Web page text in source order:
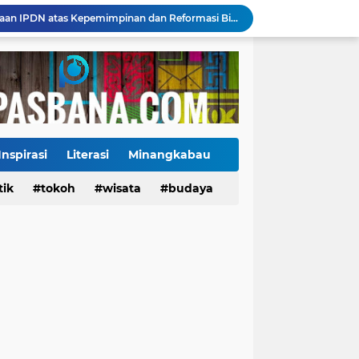
Mahyeldi Raih Penghargaan IPDN atas Kepemimpinan dan Reformasi Birokrasi di Sumbar
Payakumbuh Luncurkan GEMPITA BERSAMA, Dorong Pekarangan Jadi Sumber Pangan Keluarga
Tiga Alat Berat Diterjunkan, Normalisasi Sungai Batang Guo Dikebut Pascabanjir
Jelang Wajib Halal 2026, Sumbar Percepat Sertifikasi UMKM dan Bangun Ekosistem Halal
Kasus Campak Masih Mengintai, Kemenkes Ingatkan Risiko Penularan di Sekolah
Literasi Minangkabau
Tokoh budaya kuliner
tokoh wisata budaya